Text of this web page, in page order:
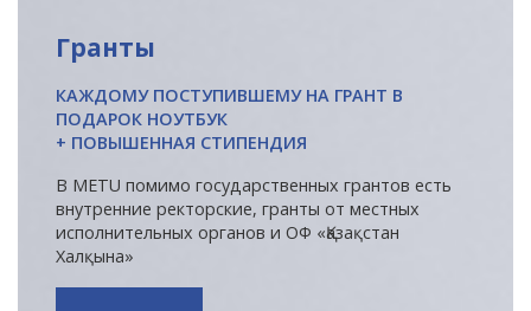
Напутствие
Международная программа АССА
Проживание и общежития
Кампус-тур
METU Courses
ОБРАЗОВАТЕЛЬНЫЕ ПРОГРАММЫ
Гранты
КАЖДОМУ ПОСТУПИВШЕМУ НА ГРАНТ В
ПОДАРОК НОУТБУК
+ ПОВЫШЕННАЯ СТИПЕНДИЯ
В METU помимо государственных грантов есть
внутренние ректорские, гранты от местных
исполнительных органов и ОФ «Қазақстан
Халқына»